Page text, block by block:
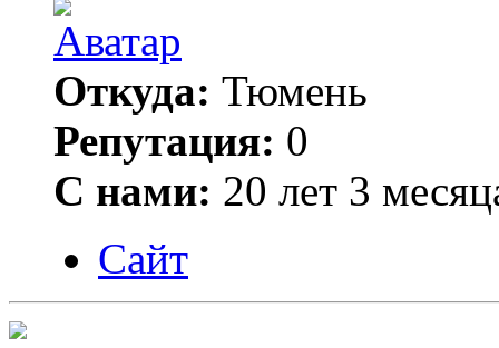
Откуда: Тюмень
Репутация: 0
С нами: 20 лет 3
Сайт